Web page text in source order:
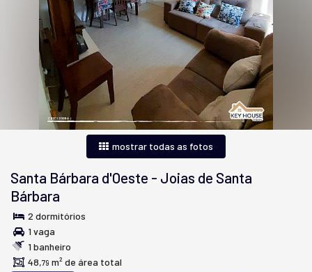
mostrar todas as fotos
Santa Bárbara d'Oeste - Joias de Santa
Bárbara
2 dormitórios
1 vaga
1 banheiro
48,79 m² de área total